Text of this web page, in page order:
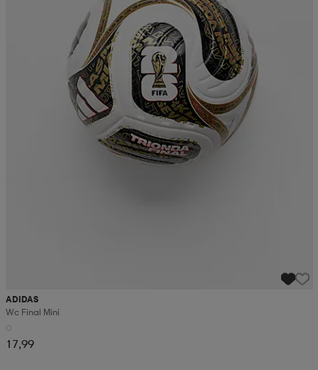
ADIDAS
Wc Final Mini
17,99